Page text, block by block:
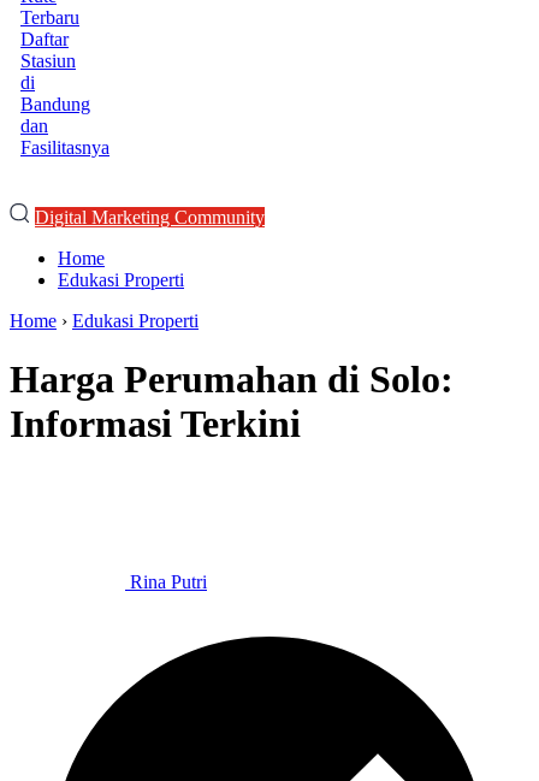
Terbaru
Daftar
Stasiun
di
Bandung
dan
Fasilitasnya
Digital Marketing Community
Home
Edukasi Properti
Home › Edukasi Properti
Harga Perumahan di Solo:
Informasi Terkini
Rina Putri